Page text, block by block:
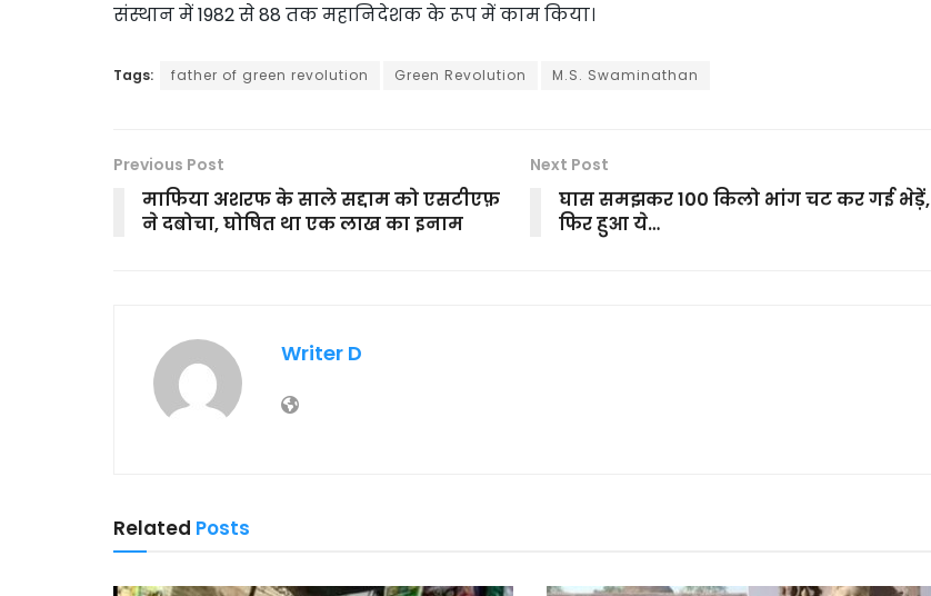
संस्थान में 1982 से 88 तक महानिदेशक के रूप में काम किया।
Tags: father of green revolution Green Revolution M.S. Swaminathan
Previous Post
माफिया अशरफ के साले सद्दाम को एसटीएफ़
ने दबोचा, घोषित था एक लाख का इनाम
Next Post
घास समझकर 100 किलो भांग चट कर गई भेड़ें,
फिर हुआ ये…
Writer D
Related Posts